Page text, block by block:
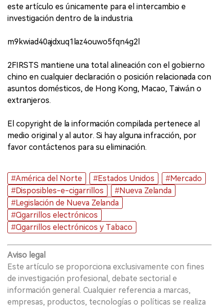
este artículo es únicamente para el intercambio e
investigación dentro de la industria.
m9kwiad40ajdxuq1laz4ouwo5fqn4g2l
2FIRSTS mantiene una total alineación con el gobierno
chino en cualquier declaración o posición relacionada con
asuntos domésticos, de Hong Kong, Macao, Taiwán o
extranjeros.
El copyright de la información compilada pertenece al
medio original y al autor. Si hay alguna infracción, por
favor contáctenos para su eliminación.
#América del Norte #Estados Unidos
#Mercado
#Disposibles-e-cigarrillos
#Nueva Zelanda
#Legislación de Nueva Zelanda
#Cigarrillos electrónicos
#Cigarrillos electrónicos y Tabaco
Aviso legal
Este artículo se proporciona exclusivamente con fines
de investigación profesional, debate sectorial e
información general. Cualquier referencia a marcas,
empresas, productos, tecnologías o políticas se realiza